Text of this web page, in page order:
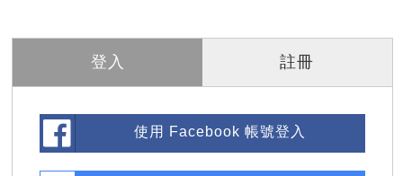
登入 註冊
使用 Facebook 帳號登入